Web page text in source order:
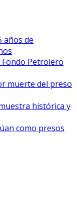
años de
Petrolero
muerte del preso
histórica y
como presos